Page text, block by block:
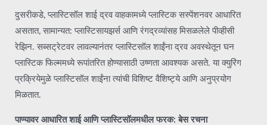
दुसरीकडे, प्लास्टिसॉल शाई द्रव वाहकामध्ये प्लास्टिक सस्पेंशनवर आधारित
असतात, सामान्यत: प्लास्टिसायझर्स आणि रंगद्रव्यांसह मिसळलेले पीव्हीसी
रेझिन. सब्सट्रेटवर लावल्यानंतर प्लास्टिसॉल शाईंना द्रव अवस्थेतून घन
प्लास्टिक फिल्ममध्ये रूपांतरित होण्यासाठी उष्णता आवश्यक असते. या क्युरिंग
प्रक्रियेमुळे प्लास्टिसॉल शाईंना त्यांची विशिष्ट वैशिष्ट्ये आणि अनुप्रयोग
मिळतात.
पाण्यावर आधारित शाई आणि प्लास्टिसॉलमधील फरक: बेस रचना